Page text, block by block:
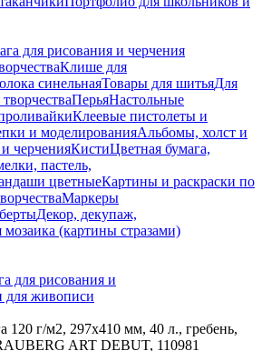
для рисования и черчения
Клише для
синельнаяТовары для шитьяДля
ПерьяНастольные
Клеевые пистолеты и
и моделированияАльбомы, холст и
черченияКистиЦветная бумага,
пастель,
цветныеКартины и раскраски по
Маркеры
Декор, декупаж,
мозаика (картины стразами)
для рисования и
для живописи
120 г/м2, 297х410 мм, 40 л., гребень,
ART DEBUT, 110981